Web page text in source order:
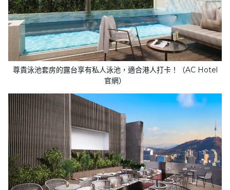
尊貴泳池套房的露台享有私人泳池，適合港人打卡！（AC Hotel
官網）